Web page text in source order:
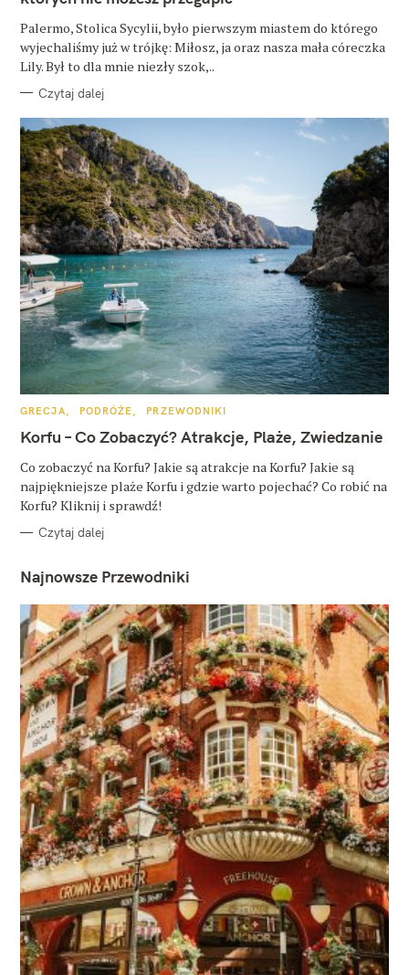
Palermo, Stolica Sycylii, było pierwszym miastem do którego
wyjechaliśmy już w trójkę: Miłosz, ja oraz nasza mała córeczka
Lily. Był to dla mnie niezły szok,..
Czytaj dalej
K
T
E
O
R
I
GRECJA PODRÓŻE PRZEWODNIKI
Korfu – Co Zobaczyć? Atrakcje, Plaże, Zwiedzanie
Co zobaczyć na Korfu? Jakie są atrakcje na Korfu? Jakie są
najpiękniejsze plaże Korfu i gdzie warto pojechać? Co robić na
Korfu? Kliknij i sprawdź!
Czytaj dalej
Najnowsze Przewodniki